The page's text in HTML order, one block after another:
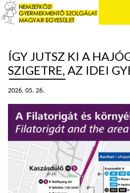
ÍGY JUTSZ KI A
SZIGETRE, AZ IDEI
2026. 05. 26.